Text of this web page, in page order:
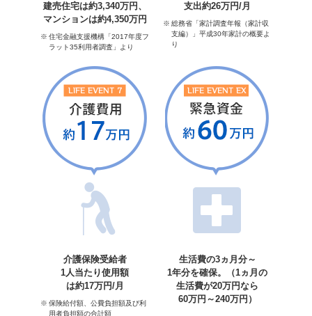
建売住宅は約3,340万円、
マンションは約4,350万円
住宅金融支援機構「2017年度フ
ラット35利用者調査」より
支出約26万円/月
総務省「家計調査年報（家計収
支編）」平成30年家計の概要よ
り
介護保険受給者
1人当たり使用額
は約17万円/月
保険給付額、公費負担額及び利
用者負担額の合計額
生活費の3ヵ月分～
1年分を確保。（1ヵ月の
生活費が20万円なら
60万円～240万円）